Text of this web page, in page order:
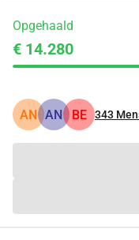
Opgehaald
€ 14.280
AN AN BE 343